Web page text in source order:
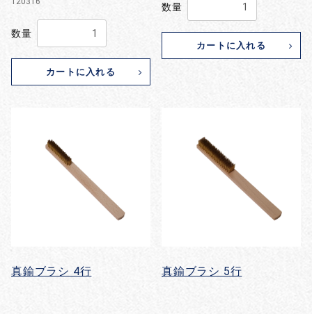
数量
カートに入れる
数量
カートに入れる
真鍮ブラシ 4行 真鍮ブラシ 5行